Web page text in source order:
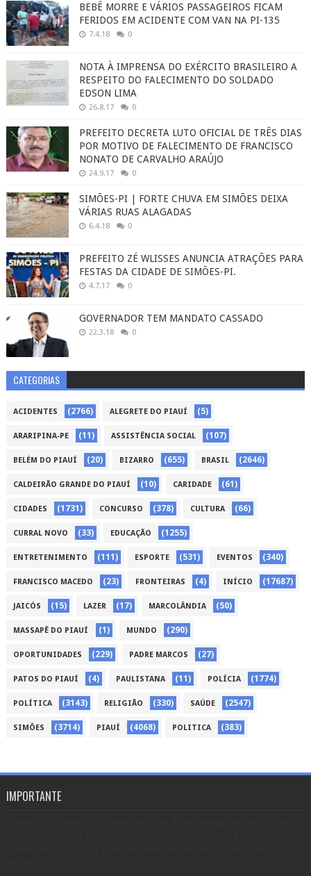
BEBÊ MORRE E VÁRIOS PASSAGEIROS FICAM
FERIDOS EM ACIDENTE COM VAN NA PI-135
7.4.18 0
NOTA À IMPRENSA DO EXÉRCITO BRASILEIRO A
RESPEITO DO FALECIMENTO DO SOLDADO
EDSON LIMA
26.8.17 0
PREFEITO DECRETA LUTO OFICIAL DE TRÊS DIAS
POR MOTIVO DE FALECIMENTO DE FRANCISCO
NONATO DE CARVALHO ARAÚJO
24.9.17 0
SIMÕES-PI | FORTE CHUVA EM SIMÕES DEIXA
VÁRIAS RUAS ALAGADAS
6.4.18 0
PREFEITO ZÉ WLISSES ANUNCIA ATRAÇÕES PARA
FESTAS DA CIDADE DE SIMÕES-PI.
4.7.17 0
GOVERNADOR TEM MANDATO CASSADO
22.3.18 0
CATEGORIAS
ACIDENTES (2766) ALEGRETE DO PIAUÍ (5)
ARARIPINA-PE (11) ASSISTÊNCIA SOCIAL (107)
BELÉM DO PIAUÍ (20) BIZARRO (655) BRASIL (2646)
CALDEIRÃO GRANDE DO PIAUÍ (10) CARIDADE (61)
CIDADES (1731) CONCURSO (378) CULTURA (66)
CURRAL NOVO (33) EDUCAÇÃO (1255)
ENTRETENIMENTO (111) ESPORTE (531) EVENTOS (340)
FRANCISCO MACEDO (23) FRONTEIRAS (4) INÍCIO (17687)
JAICÓS (15) LAZER (17) MARCOLÂNDIA (50)
MASSAPÊ DO PIAUÍ (1) MUNDO (290)
OPORTUNIDADES (229) PADRE MARCOS (27)
PATOS DO PIAUÍ (4) PAULISTANA (11) POLÍCIA (1774)
POLÍTICA (3143) RELIGIÃO (330) SAÚDE (2547)
SIMÕES (3714) PIAUÍ (4068) POLITICA (383)
IMPORTANTE